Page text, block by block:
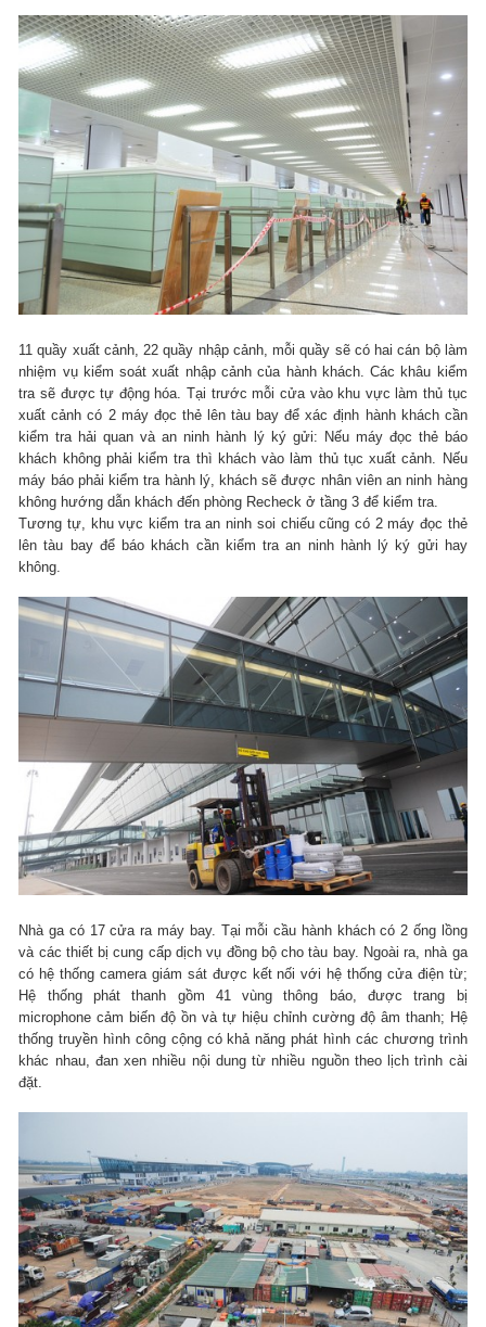
11 quầy xuất cảnh, 22 quầy nhập cảnh, mỗi quầy sẽ có hai cán bộ làm
nhiệm vụ kiểm soát xuất nhập cảnh của hành khách. Các khâu kiểm
tra sẽ được tự động hóa. Tại trước mỗi cửa vào khu vực làm thủ tục
xuất cảnh có 2 máy đọc thẻ lên tàu bay để xác định hành khách cần
kiểm tra hải quan và an ninh hành lý ký gửi: Nếu máy đọc thẻ báo
khách không phải kiểm tra thì khách vào làm thủ tục xuất cảnh. Nếu
máy báo phải kiểm tra hành lý, khách sẽ được nhân viên an ninh hàng
không hướng dẫn khách đến phòng Recheck ở tầng 3 để kiểm tra.
Tương tự, khu vực kiểm tra an ninh soi chiếu cũng có 2 máy đọc thẻ
lên tàu bay để báo khách cần kiểm tra an ninh hành lý ký gửi hay
không.
Nhà ga có 17 cửa ra máy bay. Tại mỗi cầu hành khách có 2 ống lồng
và các thiết bị cung cấp dịch vụ đồng bộ cho tàu bay. Ngoài ra, nhà ga
có hệ thống camera giám sát được kết nối với hệ thống cửa điện từ;
Hệ thống phát thanh gồm 41 vùng thông báo, được trang bị
microphone cảm biến độ ồn và tự hiệu chỉnh cường độ âm thanh; Hệ
thống truyền hình công cộng có khả năng phát hình các chương trình
khác nhau, đan xen nhiều nội dung từ nhiều nguồn theo lịch trình cài
đặt.